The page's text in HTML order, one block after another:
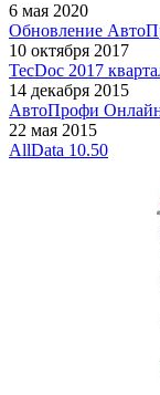
6 мая 2020
Обновление
10 октября 2017
TecDoc 2017
14 декабря 2015
АвтоПрофи
22 мая 2015
AllData 10.50